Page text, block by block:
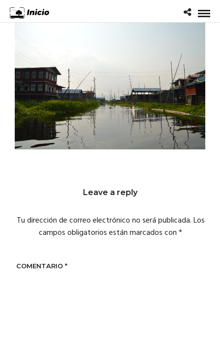
Leave a reply
Tu dirección de correo electrónico no será publicada.Los
campos obligatorios están marcados con*
COMENTARIO *